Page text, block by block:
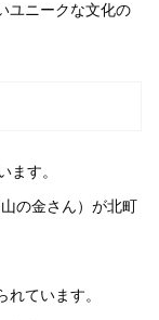
ユニークな文化の
ます。
の金さん）が北町
ています。